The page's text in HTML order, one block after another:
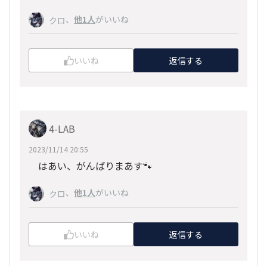
クロ、 他1人がいいね
いいね 返信する
4-LAB
2023/11/14 20:55
はあい、がんばりまあす🐾
クロ、 他1人がいいね
いいね 返信する